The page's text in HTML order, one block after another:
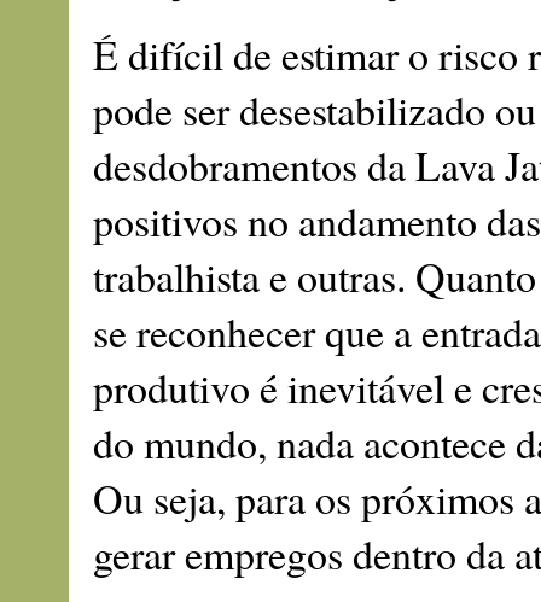
É difícil de estimar o risco
pode ser desestabilizado
desdobramentos da Lava
positivos no andamento
trabalhista e outras.
se reconhecer que a
produtivo é inevitável e
do mundo, nada acontece
Ou seja, para os próximos
gerar empregos dentro da